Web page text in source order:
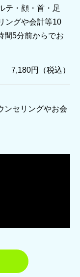
テ・顔・首・足
ングや会計等10
間5分前からでお
7,180円（税込）
ンセリングやお会